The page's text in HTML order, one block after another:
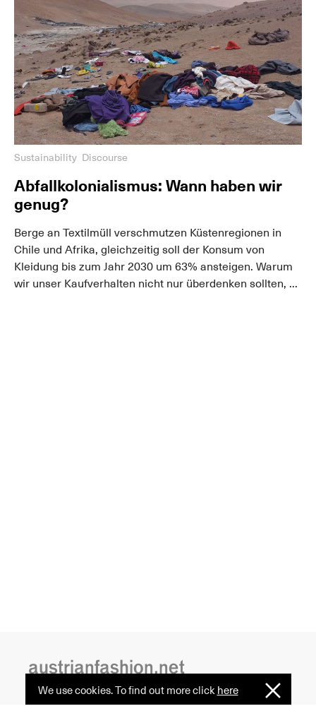
We use cookies. To find out more click
I
here
Sustainability Discourse
Abfallkolonialismus: Wann haben wir
genug?
Berge an Textilmüll verschmutzen Küstenregionen in
Chile und Afrika, gleichzeitig soll der Konsum von
Kleidung bis zum Jahr 2030 um 63% ansteigen. Warum
wir unser Kaufverhalten nicht nur überdenken sollten, ...
austrianfashion.net
Embracing curiosity, critical thinking,